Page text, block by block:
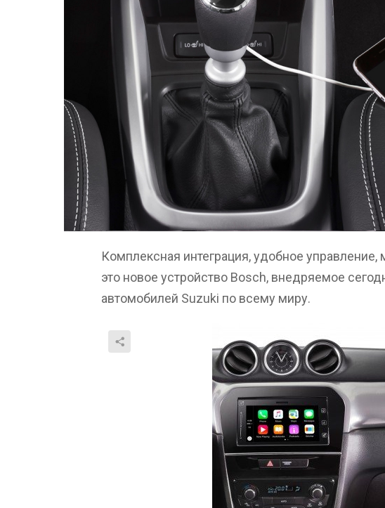
Комплексная интеграция, удобное
это новое устройство Bosch, внедряемое
автомобилей Suzuki по всему миру.